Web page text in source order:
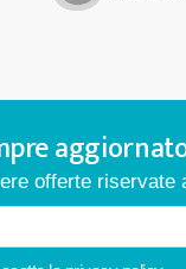
offerte riservate